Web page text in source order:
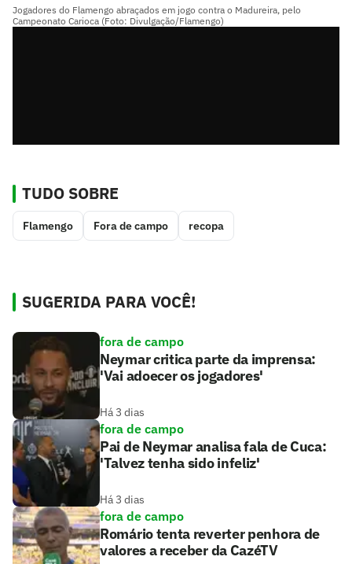
Jogadores do Flamengo abraçados em jogo contra o Madureira, pelo
Campeonato Carioca (Foto: Divulgação/Flamengo)
TUDO SOBRE
Flamengo Fora de campo recopa
SUGERIDA PARA VOCÊ!
fora de campo
Neymar critica parte da imprensa:
'Vai adoecer os jogadores'
Há 3 dias
fora de campo
Pai de Neymar analisa fala de Cuca:
'Talvez tenha sido infeliz'
Há 3 dias
fora de campo
Romário tenta reverter penhora de
valores a receber da CazéTV